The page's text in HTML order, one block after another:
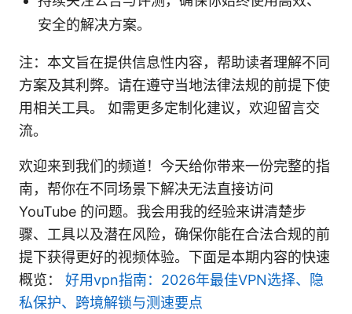
安全的解决方案。
注：本文旨在提供信息性内容，帮助读者理解不同
方案及其利弊。请在遵守当地法律法规的前提下使
用相关工具。 如需更多定制化建议，欢迎留言交
流。
欢迎来到我们的频道！今天给你带来一份完整的指
南，帮你在不同场景下解决无法直接访问
YouTube 的问题。我会用我的经验来讲清楚步
骤、工具以及潜在风险，确保你能在合法合规的前
提下获得更好的视频体验。下面是本期内容的快速
概览： 好用vpn指南：2026年最佳VPN选择、隐
私保护、跨境解锁与测速要点